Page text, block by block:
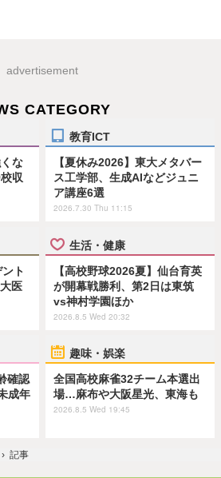
advertisement
CATEGORY
な
収
教育ICT
【夏休み2026】東大メタバー
ス工学部、生成AIなどジュニ
ア講座6選
2026.7.30 Thu 11:15
ト
医
生活・健康
【高校野球2026夏】仙台育英
が開幕戦勝利、第2日は東筑
vs神村学園ほか
2026.8.5 Wed 20:32
確認
成年
趣味・娯楽
全国高校麻雀32チーム本選出
場…麻布や大阪星光、東海も
2026.8.5 Wed 19:45
› 記事